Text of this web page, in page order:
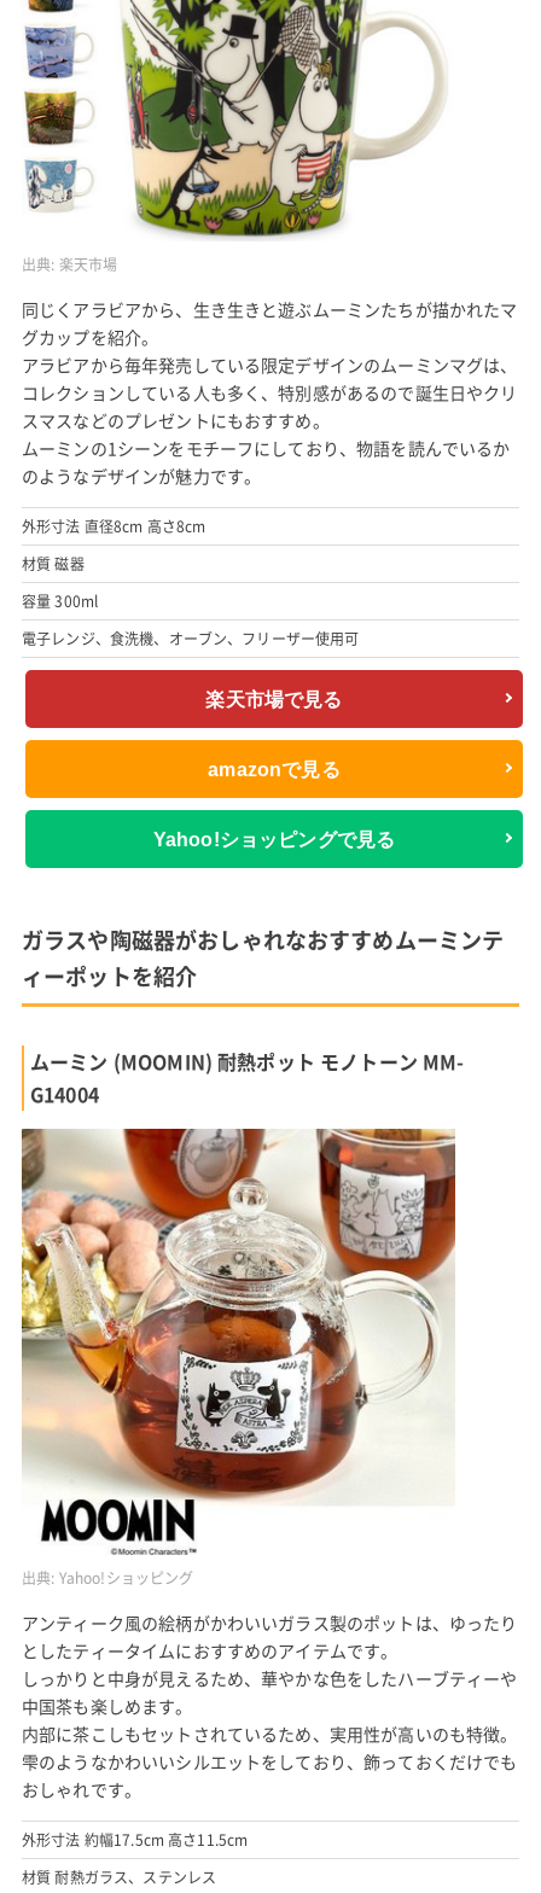
出典: 楽天市場
同じくアラビアから、生き生きと遊ぶムーミンたちが描かれたマ
グカップを紹介。
アラビアから毎年発売している限定デザインのムーミンマグは、
コレクションしている人も多く、特別感があるので誕生日やクリ
スマスなどのプレゼントにもおすすめ。
ムーミンの1シーンをモチーフにしており、物語を読んでいるか
のようなデザインが魅力です。
外形寸法 直径8cm 高さ8cm
材質 磁器
容量 300ml
電子レンジ、食洗機、オーブン、フリーザー使用可
楽天市場で見る
amazonで見る
Yahoo!ショッピングで見る
ガラスや陶磁器がおしゃれなおすすめムーミンテ
ィーポットを紹介
ムーミン (MOOMIN) 耐熱ポット モノトーン MM-
G14004
出典: Yahoo!ショッピング
アンティーク風の絵柄がかわいいガラス製のポットは、ゆったり
としたティータイムにおすすめのアイテムです。
しっかりと中身が見えるため、華やかな色をしたハーブティーや
中国茶も楽しめます。
内部に茶こしもセットされているため、実用性が高いのも特徴。
雫のようなかわいいシルエットをしており、飾っておくだけでも
おしゃれです。
外形寸法 約幅17.5cm 高さ11.5cm
材質 耐熱ガラス、ステンレス